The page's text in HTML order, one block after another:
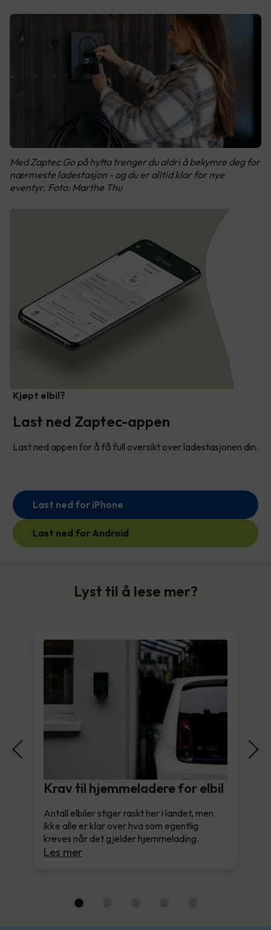
Med Zaptec Go på hytta trenger du aldri å bekymre deg for
nærmeste ladestasjon - og du er alltid klar for nye
eventyr. Foto: Marthe Thu
Kjøpt elbil?
Last ned Zaptec-appen
Last ned appen for å få full oversikt over ladestasjonen din.
Last ned for iPhone
Last ned for Android
Lyst til å lese mer?
Krav til hjemmeladere for elbil
Antall elbiler stiger raskt her i landet, men
ikke alle er klar over hva som egentlig
kreves når det gjelder hjemmelading.
Les mer